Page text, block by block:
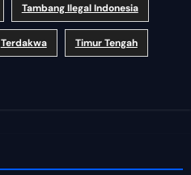
Tambang Ilegal Indonesia
Terdakwa Timur Tengah